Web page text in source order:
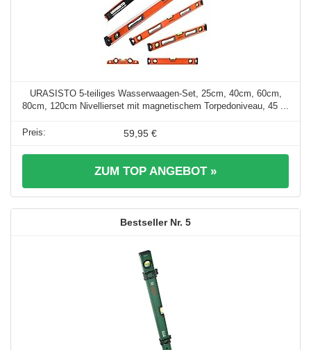
URASISTO 5-teiliges Wasserwaagen-Set, 25cm, 40cm, 60cm,
80cm, 120cm Nivellierset mit magnetischem Torpedoniveau, 45 ...
59,95 €
ZUM TOP ANGEBOT »
5